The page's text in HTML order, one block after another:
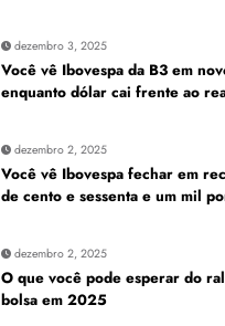
dezembro 3, 2025
Você vê Ibovespa da B3 em
enquanto dólar cai frente ao
dezembro 2, 2025
Você vê Ibovespa fechar em
de cento e sessenta e um mil
dezembro 2, 2025
O que você pode esperar do
bolsa em 2025